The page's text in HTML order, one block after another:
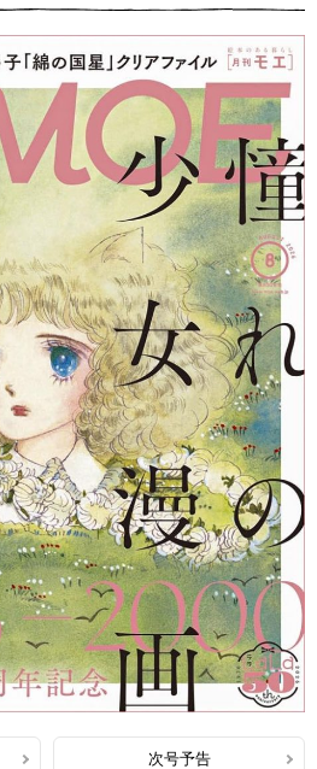
次号予告